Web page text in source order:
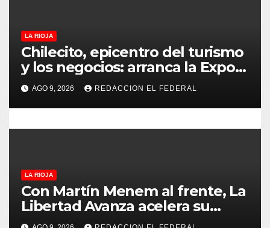
e
n
t
r
a
a
s
LA RIOJA
Chilecito, epicentro del turismo
y los negocios: arranca la Expo
que promete revolucionar la
economía regional en un
evento sin precedentes en La
Rioja
AGO 9, 2026 REDACCION EL FEDERAL
LA RIOJA
Con Martín Menem al frente, La
Libertad Avanza acelera su
despliegue en La Rioja y